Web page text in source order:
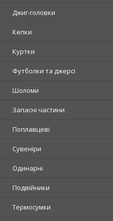
Джиг-головки
Кепки
Куртки
Футболки та джерсі
Шоломи
Запасні частини
Поплавцеві
Сувеніри
Одинарні
Подвійники
Термосумки